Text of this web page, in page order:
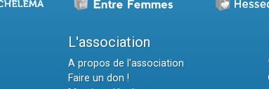
L'association
A propos de l'association
Faire un don !